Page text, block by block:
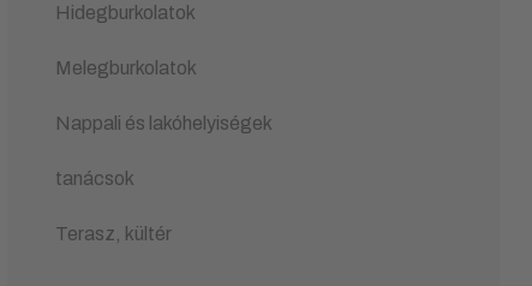
Hidegburkolatok
Melegburkolatok
Nappali és lakóhelyiségek
tanácsok
Terasz, kültér